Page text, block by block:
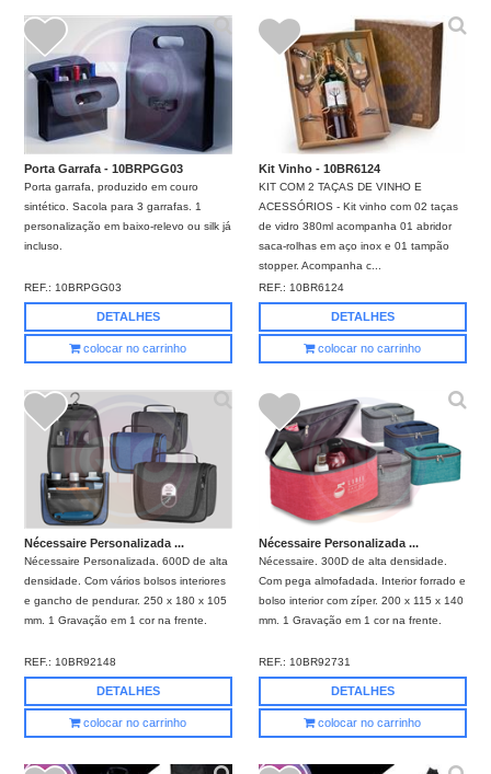
Porta Garrafa - 10BRPGG03
Porta garrafa, produzido em couro
sintético. Sacola para 3 garrafas. 1
personalização em baixo-relevo ou silk já
incluso.
REF.: 10BRPGG03
DETALHES
colocar no carrinho
Kit Vinho - 10BR6124
KIT COM 2 TAÇAS DE VINHO E
ACESSÓRIOS - Kit vinho com 02 taças
de vidro 380ml acompanha 01 abridor
saca-rolhas em aço inox e 01 tampão
stopper. Acompanha c...
REF.: 10BR6124
DETALHES
colocar no carrinho
Nécessaire Personalizada ...
Nécessaire Personalizada. 600D de alta
densidade. Com vários bolsos interiores
e gancho de pendurar. 250 x 180 x 105
mm. 1 Gravação em 1 cor na frente.
REF.: 10BR92148
DETALHES
colocar no carrinho
Nécessaire Personalizada ...
Nécessaire. 300D de alta densidade.
Com pega almofadada. Interior forrado e
bolso interior com zíper. 200 x 115 x 140
mm. 1 Gravação em 1 cor na frente.
REF.: 10BR92731
DETALHES
colocar no carrinho